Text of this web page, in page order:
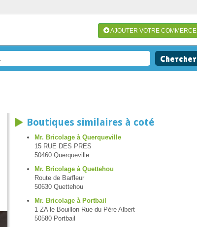
AJOUTER VOTRE COMMERCE
Boutiques similaires à coté
Mr. Bricolage à Querqueville
15 RUE DES PRES
50460 Querqueville
Mr. Bricolage à Quettehou
Route de Barfleur
50630 Quettehou
Mr. Bricolage à Portbail
1 ZA le Bouillon Rue du Père Albert
50580 Portbail